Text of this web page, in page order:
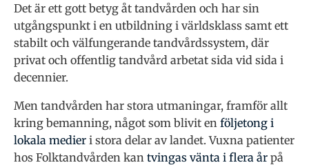
Det är ett gott betyg åt tandvården och har sin
utgångspunkt i en utbildning i världsklass samt ett
stabilt och välfungerande tandvårdssystem, där
privat och offentlig tandvård arbetat sida vid sida i
decennier.
Men tandvården har stora utmaningar, framför allt
kring bemanning, något som blivit en följetong i
lokala medier i stora delar av landet. Vuxna patienter
hos Folktandvården kan tvingas vänta i flera år på